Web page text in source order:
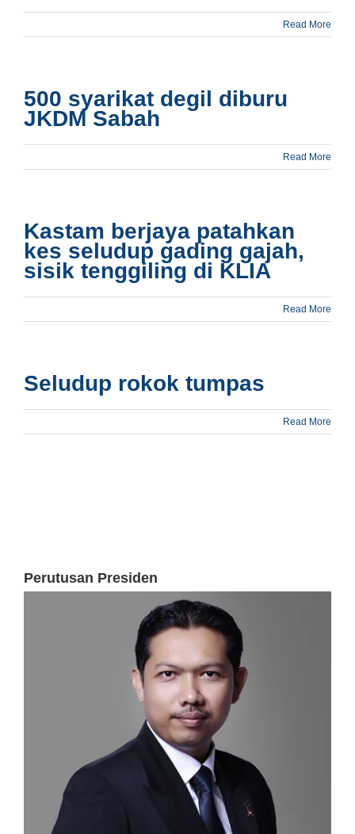
Read More
500 syarikat degil diburu
JKDM Sabah
Read More
Kastam berjaya patahkan
kes seludup gading gajah,
sisik tenggiling di KLIA
Read More
Seludup rokok tumpas
Read More
Perutusan Presiden